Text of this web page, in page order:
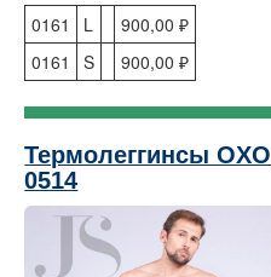
0161
L
900,00 ₽
0161
S 900,00 ₽
Термолеггинсы OXO
0514